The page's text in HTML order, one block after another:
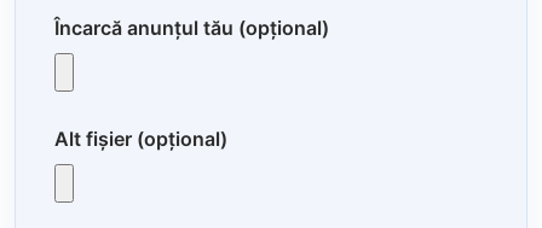
Încarcă anunțul tău (opțional)
Alt fișier (opțional)